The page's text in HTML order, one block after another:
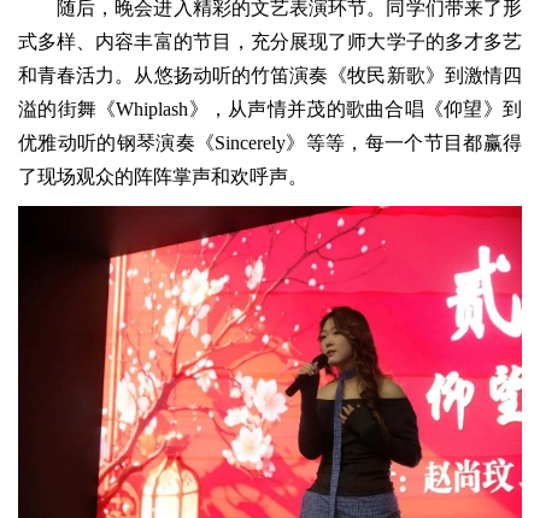
随后，晚会进入精彩的文艺表演环节。同学们带来了形
式多样、内容丰富的节目，充分展现了师大学子的多才多艺
和青春活力。从悠扬动听的竹笛演奏《牧民新歌》到激情四
溢的街舞《Whiplash》，从声情并茂的歌曲合唱《仰望》到
优雅动听的钢琴演奏《Sincerely》等等，每一个节目都赢得
了现场观众的阵阵掌声和欢呼声。